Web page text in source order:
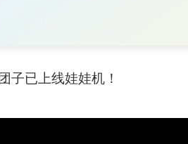
子已上线娃娃机！